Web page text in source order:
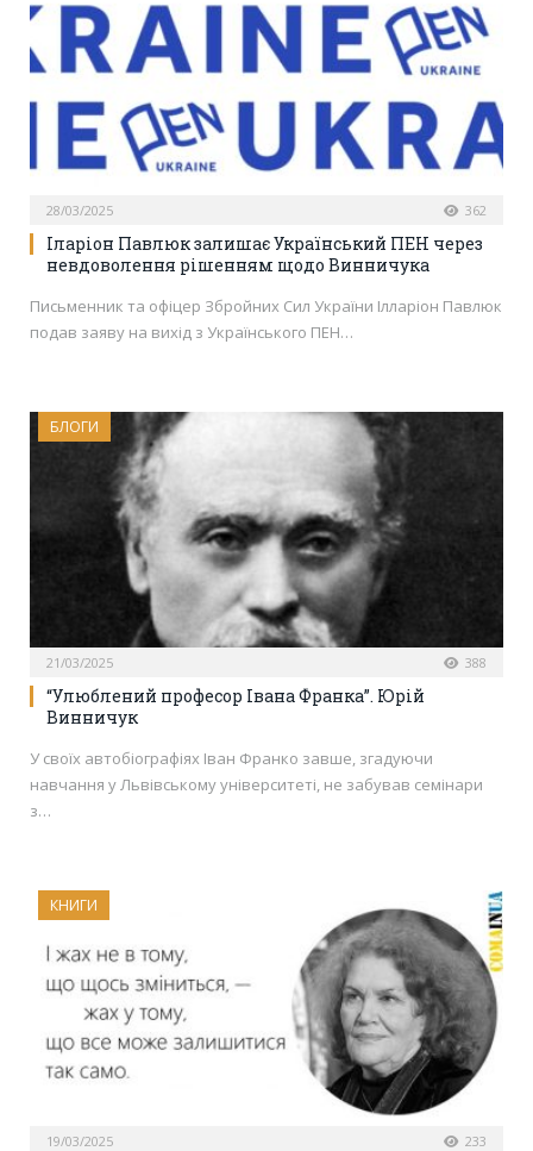
28/03/2025 362
Іларіон Павлюк залишає Український ПЕН через
невдоволення рішенням щодо Винничука
Письменник та офіцер Збройних Сил України Ілларіон Павлюк
подав заяву на вихід з Українського ПЕН…
БЛОГИ
21/03/2025 388
“Улюблений професор Івана Франка”. Юрій
Винничук
У своїх автобіографіях Іван Франко завше, згадуючи
навчання у Львівському університеті, не забував семінари
з…
КНИГИ
19/03/2025 233